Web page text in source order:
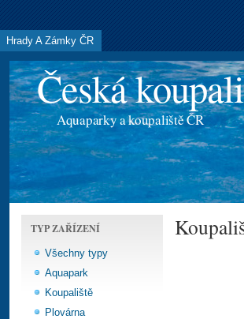
Hrady A Zámky ČR
Česká
Aquaparky a koupaliště ČR
TYP ZAŘÍZENÍ
Všechny typy
Aquapark
Koupaliště
Plovárna